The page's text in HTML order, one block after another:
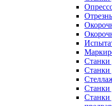
Станки
Станки
Станки
Станки